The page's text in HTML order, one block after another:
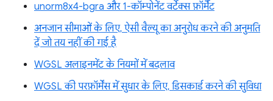
unorm8x4-bgra और 1-कॉम्पोनेंट वर्टेक्स फ़ॉर्मैट
अनजान सीमाओं के लिए, ऐसी वैल्यू का अनुरोध करने की अनुमति
दें जो तय नहीं की गई है
WGSL अलाइनमेंट के नियमों में बदलाव
WGSL की परफ़ॉर्मेंस में सुधार के लिए, डिसकार्ड करने की सुविधा